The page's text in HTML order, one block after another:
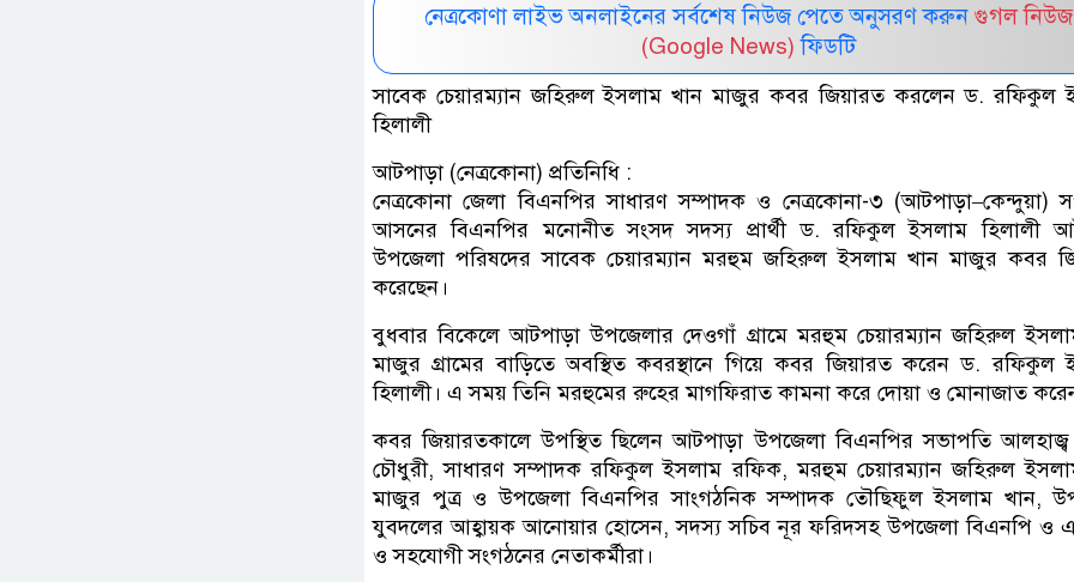
নেত্রকোণা লাইভ অনলাইনের সর্বশেষ নিউজ পেতে অনুসরণ করুন গুগল নিউজ
(Google News) ফিডটি
সাবেক চেয়ারম্যান জহিরুল ইসলাম খান মাজুর কবর জিয়ারত করলেন ড. রফিকুল
হিলালী
আটপাড়া (নেত্রকোনা) প্রতিনিধি :
নেত্রকোনা জেলা বিএনপির সাধারণ সম্পাদক ও নেত্রকোনা-৩ (আটপাড়া–কেন্দুয়া)
আসনের বিএনপির মনোনীত সংসদ সদস্য প্রার্থী ড. রফিকুল ইসলাম হিলালী
উপজেলা পরিষদের সাবেক চেয়ারম্যান মরহুম জহিরুল ইসলাম খান মাজুর কবর
করেছেন।
বুধবার বিকেলে আটপাড়া উপজেলার দেওগাঁ গ্রামে মরহুম চেয়ারম্যান জহিরুল
মাজুর গ্রামের বাড়িতে অবস্থিত কবরস্থানে গিয়ে কবর জিয়ারত করেন ড. রফিকুল
হিলালী। এ সময় তিনি মরহুমের রুহের মাগফিরাত কামনা করে দোয়া ও মোনাজাত
কবর জিয়ারতকালে উপস্থিত ছিলেন আটপাড়া উপজেলা বিএনপির সভাপতি
চৌধুরী, সাধারণ সম্পাদক রফিকুল ইসলাম রফিক, মরহুম চেয়ারম্যান জহিরুল
মাজুর পুত্র ও উপজেলা বিএনপির সাংগঠনিক সম্পাদক তৌছিফুল ইসলাম খান,
যুবদলের আহ্বায়ক আনোয়ার হোসেন, সদস্য সচিব নূর ফরিদসহ উপজেলা বিএনপি ও
ও সহযোগী সংগঠনের নেতাকর্মীরা।